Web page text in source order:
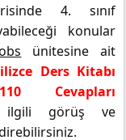
4. sınıf
konular
ünitesine ait
Ders Kitabı
110 Cevapları
ilgili görüş ve